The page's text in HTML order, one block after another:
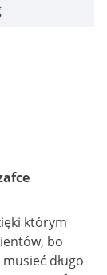
którym
bo
długo